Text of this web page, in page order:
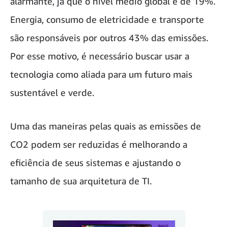
Energia, consumo de eletricidade e transporte
são responsáveis por outros 43% das emissões.
Por esse motivo, é necessário buscar usar a
tecnologia como aliada para um futuro mais
sustentável e verde.
Uma das maneiras pelas quais as emissões de
CO2 podem ser reduzidas é melhorando a
eficiência de seus sistemas e ajustando o
tamanho de sua arquitetura de TI.